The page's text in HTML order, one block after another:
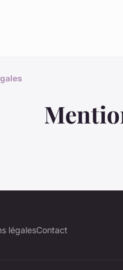
légalesContact